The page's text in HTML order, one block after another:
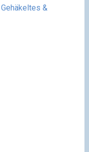
Gehäkeltes &